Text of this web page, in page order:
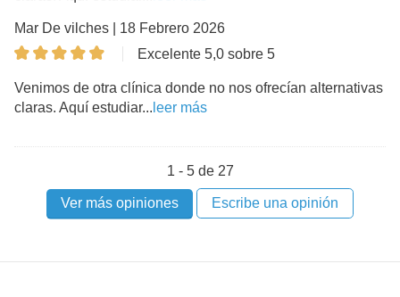
Mar De vilches | 18 Febrero 2026
Excelente 5,0 sobre 5
Venimos de otra clínica donde no nos ofrecían alternativas
claras. Aquí estudiar... leer más
1 - 5 de 27
Ver más opiniones Escribe una opinión